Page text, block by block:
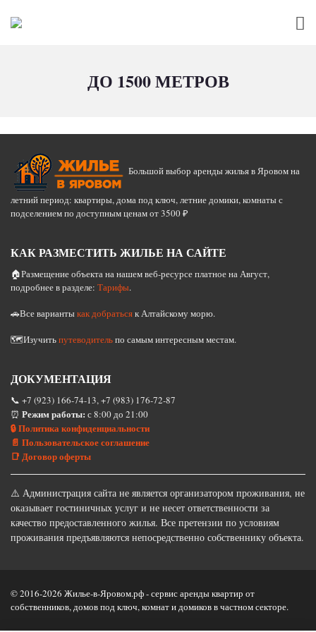
ДО 1500 МЕТРОВ
Большой выбор аренды жилья в Яровом на
летний период: квартиры, дома под ключ, летние домики, комнаты с
подселением по доступным ценам от 3500 ₽
КАК РАЗМЕСТИТЬ ЖИЛЬЕ НА САЙТЕ
🏠Размещение объекта на нашем веб-ресурсе платное на Август,
подробнее в разделе: Тарифы.
🚗Все вариантыкак добратьсяк Алтайскому морю.
🗺️Изучитьпутеводительпо самым интересным местам.
ДОКУМЕНТАЦИЯ
📞 +7 (923) 166-74-13, +7 (983) 176-72-87
⏰ Режим работы: с 8:00 до 21:00
🔒 Политика конфиденциальности
📄 Пользовательское соглашение
📑 Договор оферты
⚠️ Администрация сайта не является организатором проживания, не
оказывает гостиничных услуг и не несет ответственности за
качество предоставленного жилья. Все претензии по условиям
проживания предъявляются непосредственно собственнику объекта.
© 2016-2026 Жилье-в-Яровом.рф - сервис аренды квартир от
собственников, домов под ключ, комнат и домиков в частном секторе.